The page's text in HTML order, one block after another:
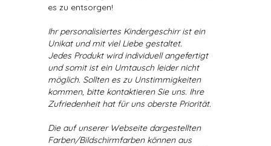
es zu entsorgen!
Ihr personalisiertes Kindergeschirr ist ein
Unikat und mit viel Liebe gestaltet.
Jedes Produkt wird individuell angefertigt
und somit ist ein Umtausch leider nicht
möglich. Sollten es zu Unstimmigkeiten
kommen, bitte kontaktieren Sie uns. Ihre
Zufriedenheit hat für uns oberste Priorität.
Die auf unserer Webseite dargestellten
Farben/Bildschirmfarben können aus